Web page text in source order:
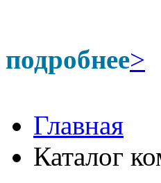
подробнее>
Главная
Каталог